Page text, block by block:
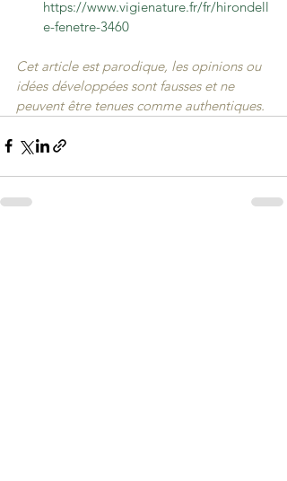
https://www.vigienature.fr/fr/hirondell
e-fenetre-3460
Cet article est parodique, les opinions ou
idées développées sont fausses et ne
peuvent être tenues comme authentiques.